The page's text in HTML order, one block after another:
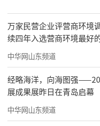
万家民营企业评营商环
续四年入选营商环境最好
中华网山东频道
经略海洋，向海图强
展成果展昨日在青岛启幕
中华网山东频道